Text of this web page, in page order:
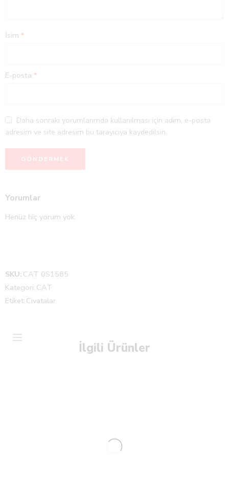
İsim *
E-posta *
Daha sonraki yorumlarımda kullanılması için adım, e-posta
adresim ve site adresim bu tarayıcıya kaydedilsin.
Yorumlar
Henüz hiç yorum yok.
SKU: CAT 0S1585
Kategori: CAT
Etiket: Civatalar
İlgili Ürünler